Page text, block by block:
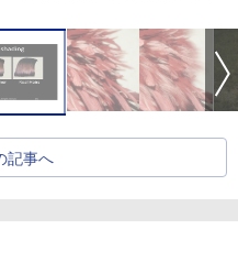
記事へ